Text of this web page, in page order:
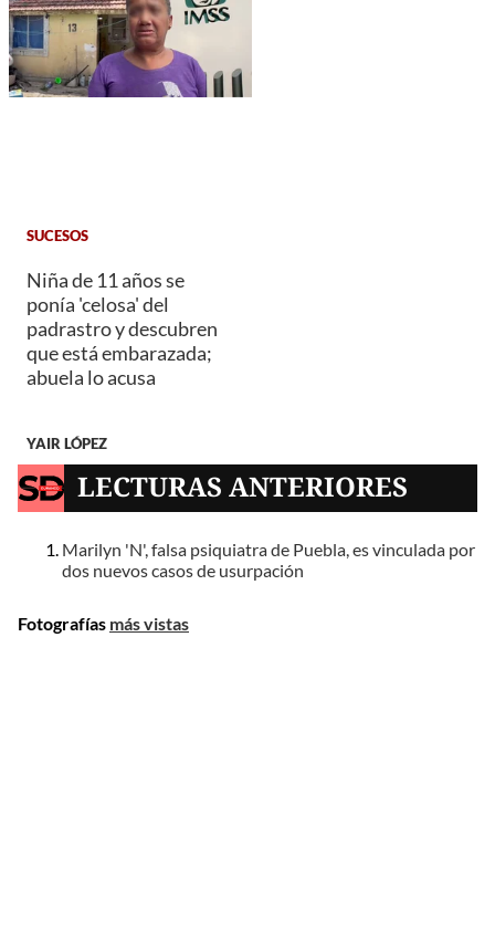
SUCESOS
Niña de 11 años se
ponía 'celosa' del
padrastro y descubren
que está embarazada;
abuela lo acusa
YAIR LÓPEZ
LECTURAS ANTERIORES
Marilyn 'N', falsa psiquiatra de Puebla, es vinculada por
dos nuevos casos de usurpación
Fotografías más vistas